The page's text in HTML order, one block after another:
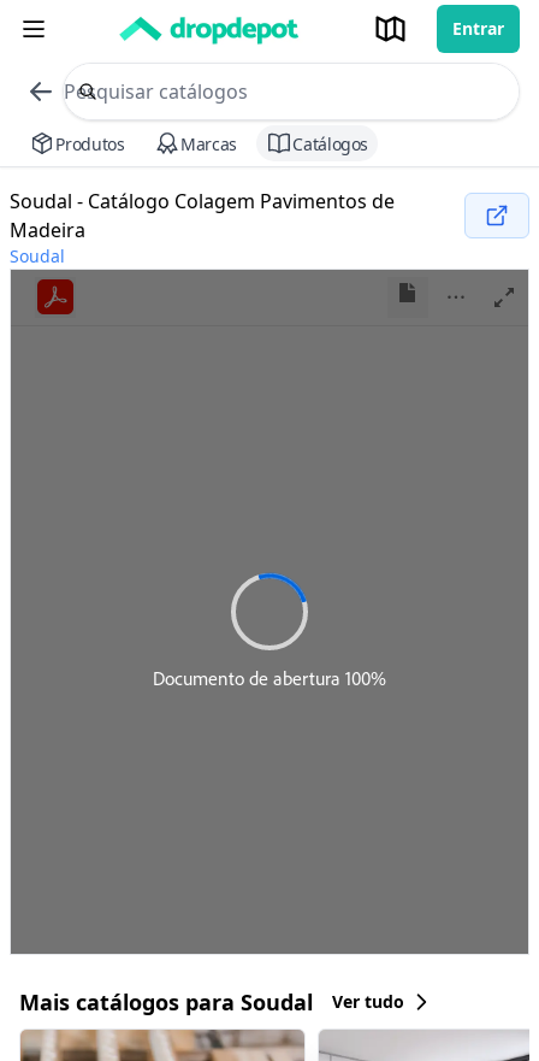
Entrar
commerce search no header
Procurar
Produtos Marcas Catálogos
Soudal - Catálogo Colagem Pavimentos de
Madeira
Soudal
Mais catálogos para Soudal Ver tudo